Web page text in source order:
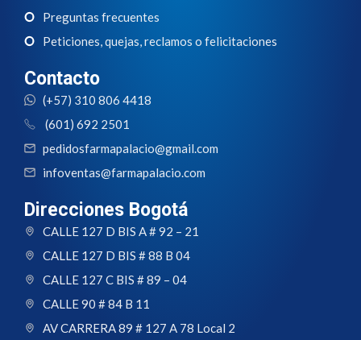
Preguntas frecuentes
Peticiones, quejas, reclamos o felicitaciones
Contacto
(+57) 310 806 4418
(601) 692 2501
pedidosfarmapalacio@gmail.com
infoventas@farmapalacio.com
Direcciones Bogotá
CALLE 127 D BIS A # 92 – 21
CALLE 127 D BIS # 88 B 04
CALLE 127 C BIS # 89 – 04
CALLE 90 # 84 B 11
AV CARRERA 89 # 127 A 78 Local 2